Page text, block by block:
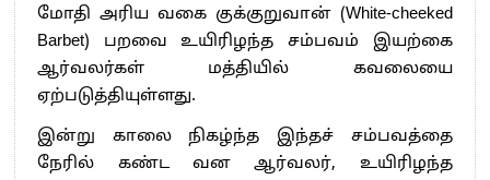
மோதி அரிய வகை குக்குறுவான் (White-cheeked
Barbet) பறவை உயிரிழந்த சம்பவம் இயற்கை
ஆர்வலர்கள் மத்தியில் கவலையை
ஏற்படுத்தியுள்ளது.
இன்று காலை நிகழ்ந்த இந்தச் சம்பவத்தை
நேரில் கண்ட வன ஆர்வலர், உயிரிழந்த